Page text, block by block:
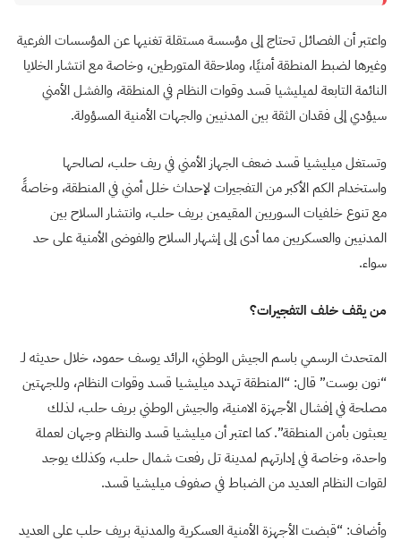
واعتبر أن الفصائل تحتاج إلى مؤسسة مستقلة تغنيها عن المؤسسات الفرعية
وغيرها لضبط المنطقة أمنيًا، وملاحقة المتورطين، وخاصة مع انتشار الخلايا
النائمة التابعة لميليشيا قسد وقوات النظام في المنطقة، والفشل الأمني
سيؤدي إلى فقدان الثقة بين المدنيين والجهات الأمنية المسؤولة.
وتستغل ميليشيا قسد ضعف الجهاز الأمني في ريف حلب، لصالحها
واستخدام الكم الأكبر من التفجيرات لإحداث خلل أمني في المنطقة، وخاصةً
مع تنوع خلفيات السوريين المقيمين بريف حلب، وانتشار السلاح بين
المدنيين والعسكريين مما أدى إلى إشهار السلاح والفوضى الأمنية على حد
سواء.
من يقف خلف التفجيرات؟
المتحدث الرسمي باسم الجيش الوطني، الرائد يوسف حمود، خلال حديثه لـ
“نون بوست” قال: “المنطقة تهدد ميليشيا قسد وقوات النظام، وللجهتين
مصلحة في إفشال الأجهزة الامنية، والجيش الوطني بريف حلب، لذلك
يعبثون بأمن المنطقة”. كما اعتبر أن ميليشيا قسد والنظام وجهان لعملة
واحدة، وخاصة في إدارتهم لمدينة تل رفعت شمال حلب، وكذلك يوجد
لقوات النظام العديد من الضباط في صفوف ميليشيا قسد.
وأضاف: “قبضت الأجهزة الأمنية العسكرية والمدنية بريف حلب على العديد